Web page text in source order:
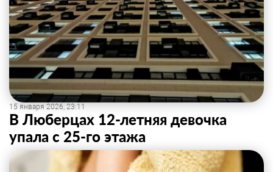
15 января 2026, 23:11
В Люберцах 12-летняя девочка
упала с 25-го этажа